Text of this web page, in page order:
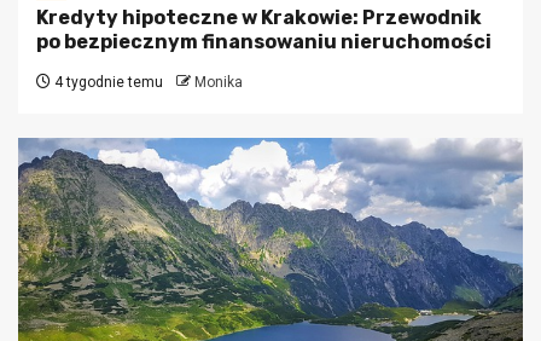
Kredyty hipoteczne w Krakowie: Przewodnik
po bezpiecznym finansowaniu nieruchomości
4 tygodnie temu Monika